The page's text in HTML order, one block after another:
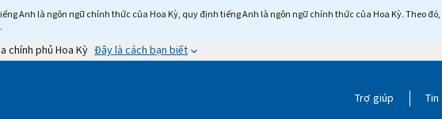
Anh là ngôn ngữ chính thức của Hoa Kỳ, quy định tiếng Anh là ngôn ngữ chính thức của Hoa Kỳ. Theo
chính phủ Hoa Kỳ Đây là cách bạn biết
Trợ giúp